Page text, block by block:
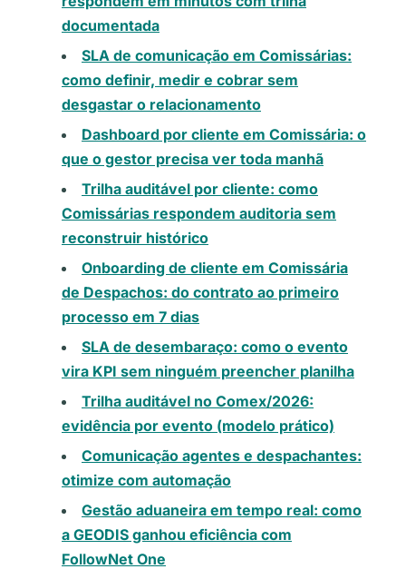
documentada
SLA de comunicação em Comissárias:
como definir, medir e cobrar sem
desgastar o relacionamento
Dashboard por cliente em Comissária: o
que o gestor precisa ver toda manhã
Trilha auditável por cliente: como
Comissárias respondem auditoria sem
reconstruir histórico
Onboarding de cliente em Comissária
de Despachos: do contrato ao primeiro
processo em 7 dias
SLA de desembaraço: como o evento
vira KPI sem ninguém preencher planilha
Trilha auditável no Comex/2026:
evidência por evento (modelo prático)
Comunicação agentes e despachantes:
otimize com automação
Gestão aduaneira em tempo real: como
a GEODIS ganhou eficiência com
FollowNet One